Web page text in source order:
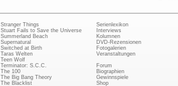
Stranger Things
Stuart Fails to Save the Universe
Summerland Beach
Supernatural
Switched at Birth
Taras Welten
Teen Wolf
Terminator: S.C.C.
The 100
The Big Bang Theory
The Blacklist
Serienlexikon
Interviews
Kolumnen
DVD-Rezensionen
Fotogalerien
Veranstaltungen
Forum
Biographien
Gewinnspiele
Shop